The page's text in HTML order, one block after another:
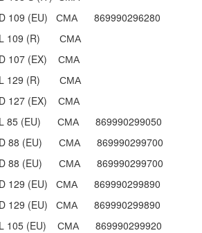
(EU) СМА 869990296280
109 (R) СМА
107 (EX) СМА
129 (R) СМА
127 (EX) СМА
(EU) СМА 869990299050
(EU) СМА 869990299700
(EU) СМА 869990299700
(EU) СМА 869990299890
(EU) СМА 869990299890
(EU) СМА 869990299920